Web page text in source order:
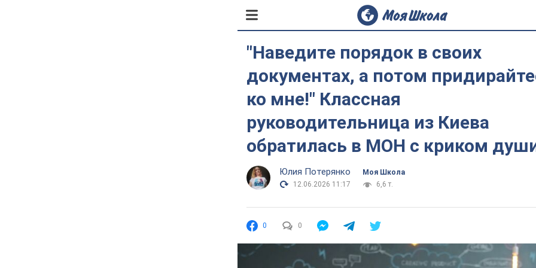
"Наведите порядок в своих
документах, а потом
ко мне!" Классная
руководительница из Киева
обратилась в МОН с криком
Юлия Потерянко
Моя Школа
12.06.2026 11:17
6,6 т.
0 0